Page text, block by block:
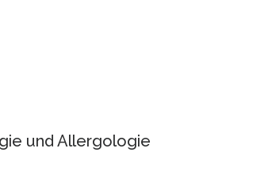
und Allergologie